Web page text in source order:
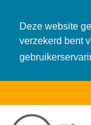
Deze website
verzekerd bent